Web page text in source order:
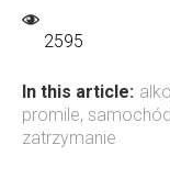
2595
In this article:
promile, samochód
zatrzymanie